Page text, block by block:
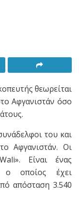
θεωρείται
Αφγανιστάν όσο
του και
Αφγανιστάν. Οι
Είναι ένας
ο οποίος έχει
απόσταση 3.540